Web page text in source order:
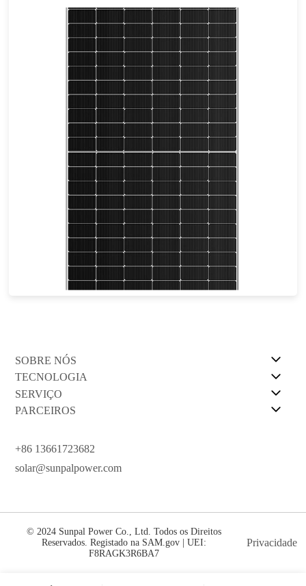
560-580W
Garantia de energia de 30 anos
SOBRE NÓS
TECNOLOGIA
SERVIÇO
PARCEIROS
+86 13661723682
solar@sunpalpower.com
© 2024 Sunpal Power Co., Ltd. Todos os Direitos
Reservados. Registado na SAM.gov | UEI:
F8RAGK3R6BA7
Privacidade